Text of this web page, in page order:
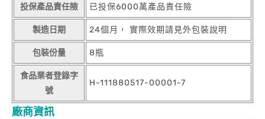
投保產品責任險 已投保6000萬產品責任險
製造日期 24個月， 實際效期請見外包裝說明
包裝份量 8瓶
食品業者登錄字
號
H-111880517-00001-7
廠商資訊